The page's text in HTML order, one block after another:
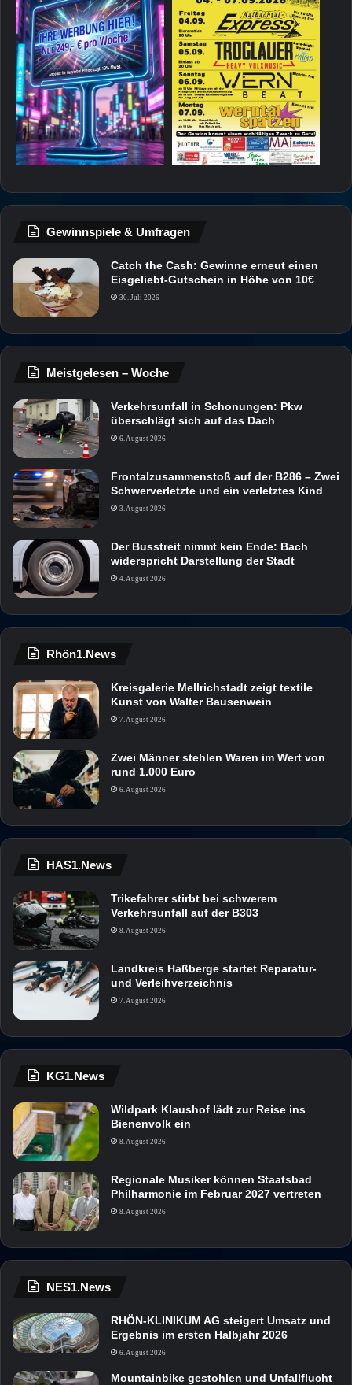
Gewinnspiele & Umfragen
Catch the Cash: Gewinne erneut einen
Eisgeliebt-Gutschein in Höhe von 10€
30. Juli 2026
Meistgelesen – Woche
Verkehrsunfall in Schonungen: Pkw
überschlägt sich auf das Dach
6. August 2026
Frontalzusammenstoß auf der B286 – Zwei
Schwerverletzte und ein verletztes Kind
3. August 2026
Der Busstreit nimmt kein Ende: Bach
widerspricht Darstellung der Stadt
4. August 2026
Rhön1.News
Kreisgalerie Mellrichstadt zeigt textile
Kunst von Walter Bausenwein
7. August 2026
Zwei Männer stehlen Waren im Wert von
rund 1.000 Euro
6. August 2026
HAS1.News
Trikefahrer stirbt bei schwerem
Verkehrsunfall auf der B303
8. August 2026
Landkreis Haßberge startet Reparatur-
und Verleihverzeichnis
7. August 2026
KG1.News
Wildpark Klaushof lädt zur Reise ins
Bienenvolk ein
8. August 2026
Regionale Musiker können Staatsbad
Philharmonie im Februar 2027 vertreten
8. August 2026
NES1.News
RHÖN-KLINIKUM AG steigert Umsatz und
Ergebnis im ersten Halbjahr 2026
6. August 2026
Mountainbike gestohlen und Unfallflucht